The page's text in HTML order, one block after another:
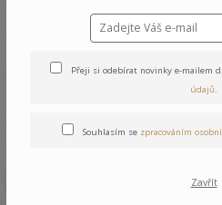
Dětské šaty
Přeji si odebírat novinky e-mailem
údajů.
Souhlasím se zpracováním
Zavřít